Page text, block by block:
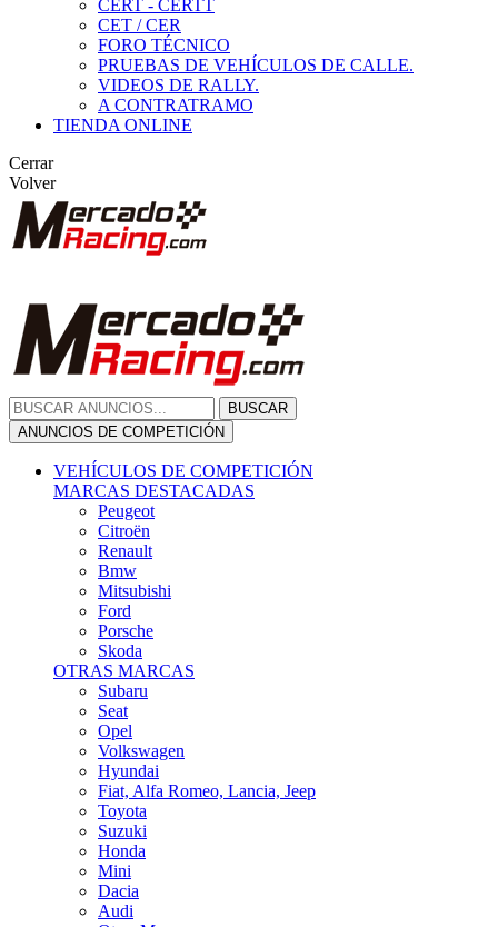
CERT - CERTT
CET / CER
FORO TÉCNICO
PRUEBAS DE VEHÍCULOS DE CALLE.
VIDEOS DE RALLY.
A CONTRATRAMO
TIENDA ONLINE
Cerrar
Volver
BUSCAR
ANUNCIOS DE COMPETICIÓN
VEHÍCULOS DE COMPETICIÓN
MARCAS DESTACADAS
Peugeot
Citroën
Renault
Bmw
Mitsubishi
Ford
Porsche
Skoda
OTRAS MARCAS
Subaru
Seat
Opel
Volkswagen
Hyundai
Fiat, Alfa Romeo, Lancia, Jeep
Toyota
Suzuki
Honda
Mini
Dacia
Audi
Otras Marcas
ANUNCIOS DE COMPRA